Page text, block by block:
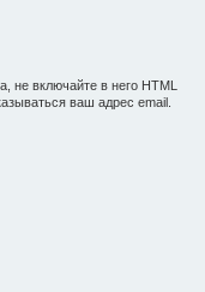
не включайте в него HTML
ваш адрес email.